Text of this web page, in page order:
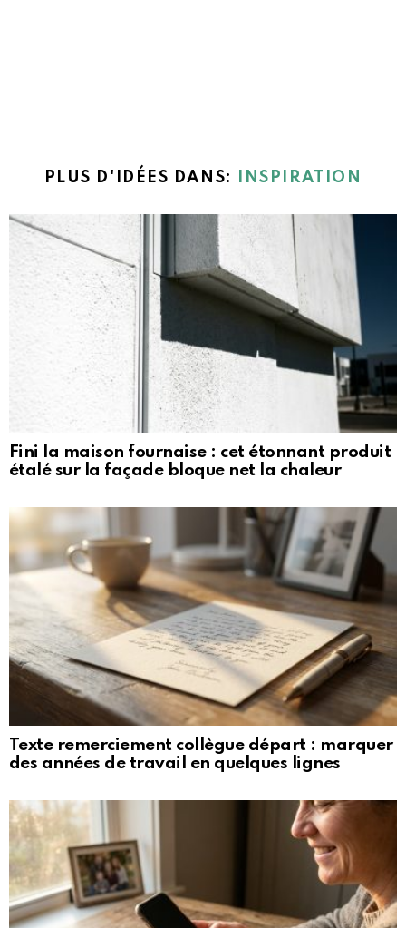
PLUS D'IDÉES DANS: INSPIRATION
Fini la maison fournaise : cet étonnant produit
étalé sur la façade bloque net la chaleur
Texte remerciement collègue départ : marquer
des années de travail en quelques lignes